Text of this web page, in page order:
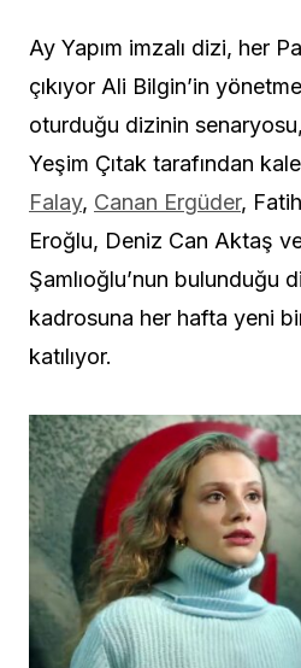
Ay Yapım imzalı dizi, her
çıkıyor Ali Bilgin’in
oturduğu dizinin
Yeşim Çıtak tarafından
Falay, Canan Ergüder,
Eroğlu, Deniz Can Aktaş
Şamlıoğlu’nun bulunduğu
kadrosuna her hafta yeni
katılıyor.